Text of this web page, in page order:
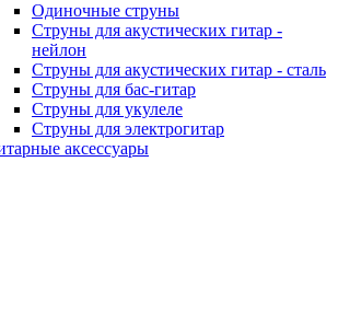
Одиночные струны
Струны для акустических гитар -
нейлон
Струны для акустических гитар - сталь
Струны для бас-гитар
Струны для укулеле
Струны для электрогитар
аксессуары